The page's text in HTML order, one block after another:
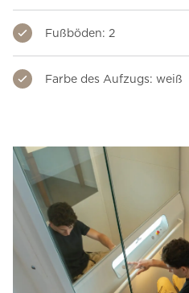
Fußböden: 2
Farbe des Aufzugs: weiß